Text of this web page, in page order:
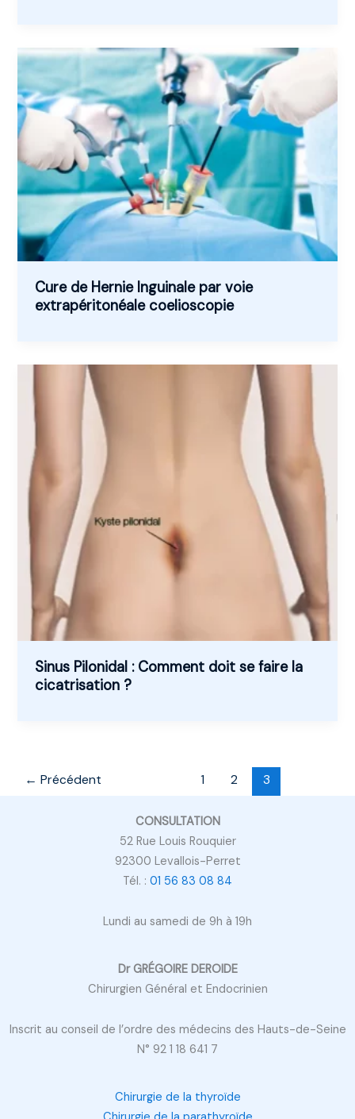
Cure de Hernie Inguinale par voie
extrapéritonéale coelioscopie
Sinus Pilonidal : Comment doit se faire la
cicatrisation ?
← Précédent 1 2 3
CONSULTATION
52 Rue Louis Rouquier
92300 Levallois-Perret
Tél. : 01 56 83 08 84
Lundi au samedi de 9h à 19h
Dr GRÉGOIRE DEROIDE
Chirurgien Général et Endocrinien
Inscrit au conseil de l’ordre des médecins des Hauts-de-Seine
N° 92 1 18 641 7
Chirurgie de la thyroïde